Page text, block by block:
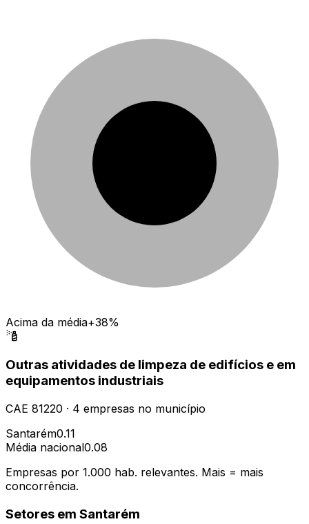
Acima da média+38%
Outras atividades de limpeza de edifícios e em
equipamentos industriais
CAE 81220 · 4 empresas no município
Santarém0.11
Média nacional0.08
Empresas por 1.000 hab. relevantes. Mais = mais
concorrência.
Setores em Santarém